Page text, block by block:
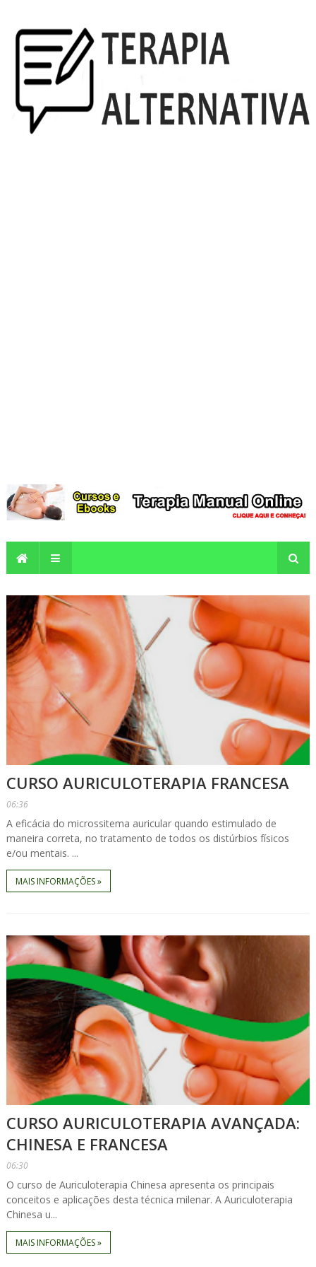
CURSO AURICULOTERAPIA FRANCESA
06:36
A eficácia do microssitema auricular quando estimulado de
maneira correta, no tratamento de todos os distúrbios físicos
e/ou mentais. ...
MAIS INFORMAÇÕES »
CURSO AURICULOTERAPIA AVANÇADA:
CHINESA E FRANCESA
06:30
O curso de Auriculoterapia Chinesa apresenta os principais
conceitos e aplicações desta técnica milenar. A Auriculoterapia
Chinesa u...
MAIS INFORMAÇÕES »